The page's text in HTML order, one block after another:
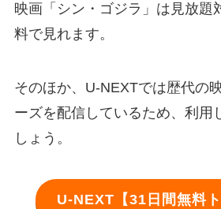
映画「シン・ゴジラ」は見放題
料で見れます。
そのほか、U-NEXTでは歴代の
ーズを配信しているため、利用
しょう。
U-NEXT【31日間無料ト